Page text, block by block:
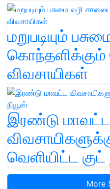
மறுபடியும்
விவசாயிகள்
இரண்டு மாவட்ட
வெளியிட்ட குட்
More